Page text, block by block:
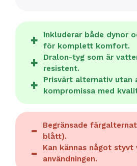
Inkluderar både dynor
för komplett komfort.
Dralon-tyg som är
resistent.
Prisvärt alternativ utan
kompromissa med
Begränsade
blått).
Kan kännas något
användningen.